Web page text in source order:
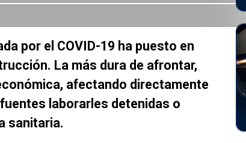
por el COVID-19 ha puesto en
La más dura de afrontar,
afectando directamente
laborarles detenidas o
sanitaria.